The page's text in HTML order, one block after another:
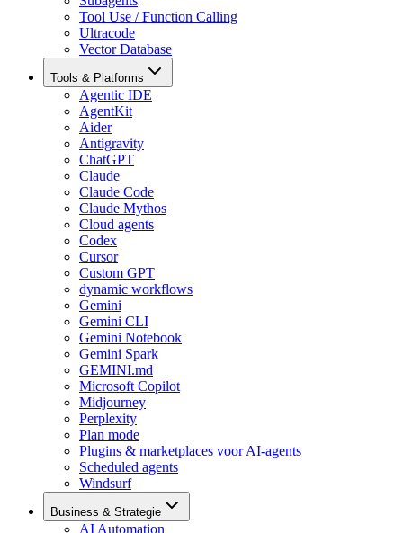
Tool Use / Function Calling
Ultracode
Vector Database
Tools & Platforms
Agentic IDE
AgentKit
Aider
Antigravity
ChatGPT
Claude
Claude Code
Claude Mythos
Cloud agents
Codex
Cursor
Custom GPT
dynamic workflows
Gemini
Gemini CLI
Gemini Notebook
Gemini Spark
GEMINI.md
Microsoft Copilot
Midjourney
Perplexity
Plan mode
Plugins & marketplaces voor AI-agents
Scheduled agents
Windsurf
Business & Strategie
AI Automation